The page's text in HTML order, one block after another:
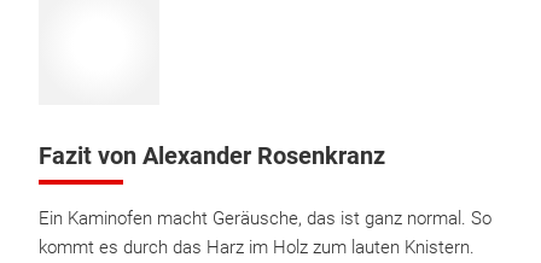
Fazit von Alexander Rosenkranz
Ein Kaminofen macht Geräusche, das ist ganz normal. So
kommt es durch das Harz im Holz zum lauten Knistern.